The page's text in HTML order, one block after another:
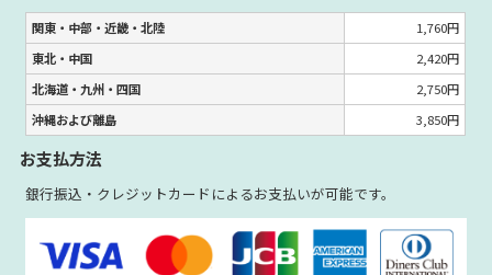
関東・中部・近畿・北陸
1,760円
東北・中国
2,420円
北海道・九州・四国
2,750円
沖縄および離島
3,850円
お支払方法
銀行振込・クレジットカードによるお支払いが可能です。